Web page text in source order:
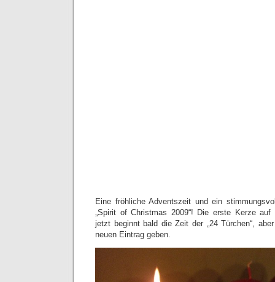
Eine fröhliche Adventszeit und ein
„Spirit of Christmas 2009“! Die erste Kerze auf
jetzt beginnt bald die Zeit der „24 Türchen“,
neuen Eintrag geben.